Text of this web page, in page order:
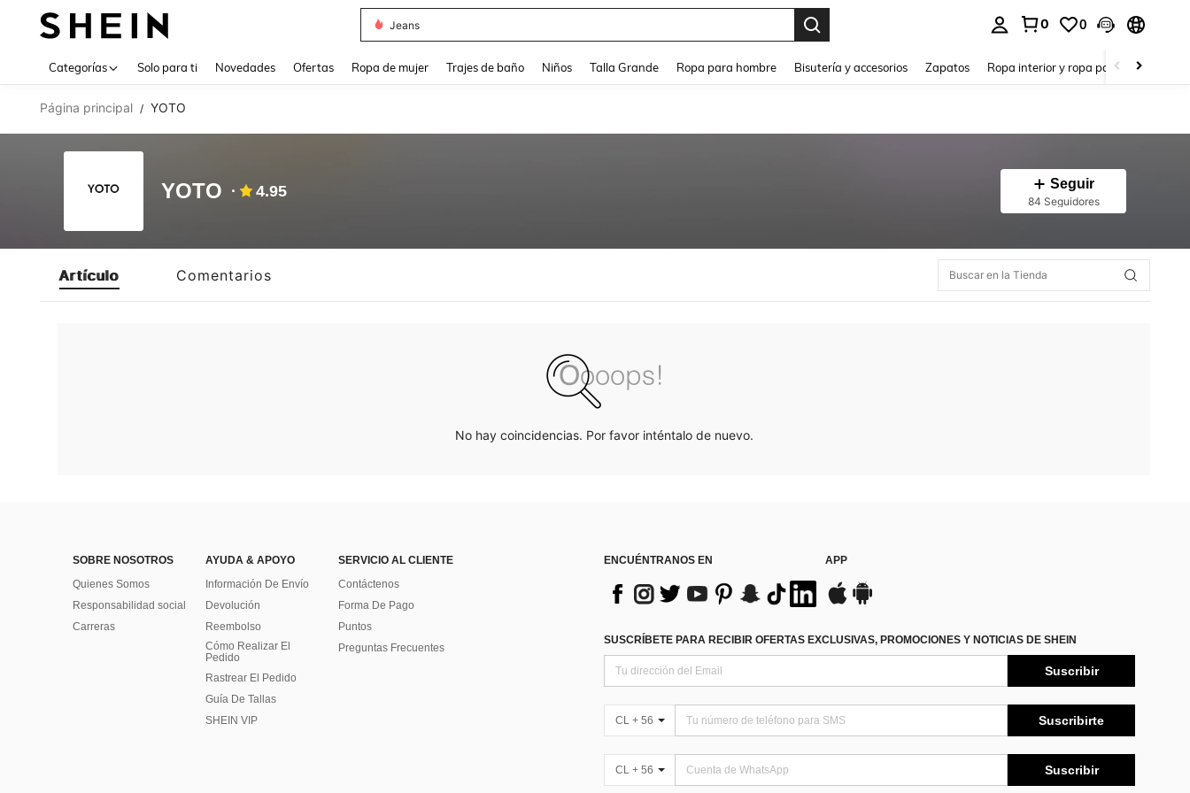
Jeans
0 0
Categorías Solo para ti Novedades Ofertas Ropa de mujer Trajes de baño Niños Talla Grande Ropa para hombre Bisutería y accesorios Zapatos Ropa interior y ropa para dormir
Página principal / YOTO
YOTO 4.95 Seguir
84 Seguidores
Artículo Comentarios
No hay coincidencias. Por favor inténtalo de nuevo.
SOBRE NOSOTROS
Quienes Somos
Responsabilidad social
Carreras
AYUDA & APOYO
Información De Envío
Devolución
Reembolso
Cómo Realizar El
Pedido
Rastrear El Pedido
Guía De Tallas
SHEIN VIP
SERVICIO AL CLIENTE
Contáctenos
Forma De Pago
Puntos
Preguntas Frecuentes
ENCUÉNTRANOS EN APP
SUSCRÍBETE PARA RECIBIR OFERTAS EXCLUSIVAS, PROMOCIONES Y NOTICIAS DE SHEIN
Suscribir
CL + 56 Suscribirte
CL + 56 Suscribir